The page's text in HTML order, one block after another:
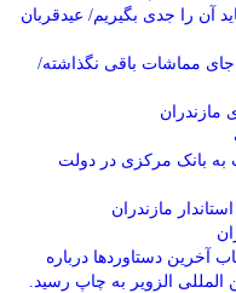
آن را جدی بگیریم/ عیدقربان
مماشات باقی نگذاشته/
به بانک مرکزی در دولت
مازندران
آخرین دستاوردها درباره
المللی الزویر به چاپ رسید.